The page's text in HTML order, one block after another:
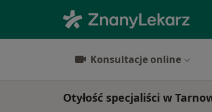
Konsultacje online
Otyłość specjaliści w